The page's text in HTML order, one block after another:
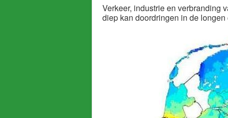
Verkeer, industrie en verbranding
diep kan doordringen in de